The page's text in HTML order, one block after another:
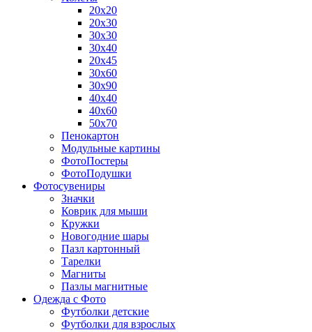
20х20
20х30
30х30
30х40
20х45
30х60
30х90
40х40
40х60
50х70
Пенокартон
Модульные картины
ФотоПостеры
ФотоПодушки
Фотоcувениры
Значки
Коврик для мыши
Кружки
Новогодние шары
Пазл картонный
Тарелки
Магниты
Пазлы магнитные
Одежда с Фото
Футболки детские
Футболки для взрослых